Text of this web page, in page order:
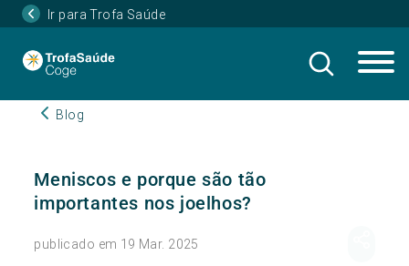
Ir para Trofa Saúde
Blog
Meniscos e porque são tão
importantes nos joelhos?
publicado em 19 Mar. 2025